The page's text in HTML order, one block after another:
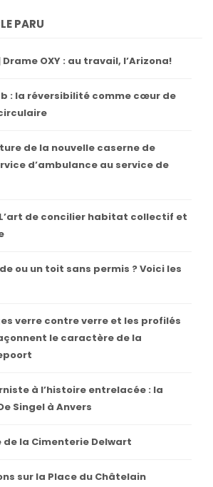
PARU
OXY : au travail, l’Arizona!
: la réversibilité comme cœur de
de la nouvelle caserne de
d’ambulance au service de
de concilier habitat collectif et
ou un toit sans permis ? Voici les
verre contre verre et les profilés
le caractère de la
à l’histoire entrelacée : la
Singel à Anvers
de la Cimenterie Delwart
sur la Place du Châtelain